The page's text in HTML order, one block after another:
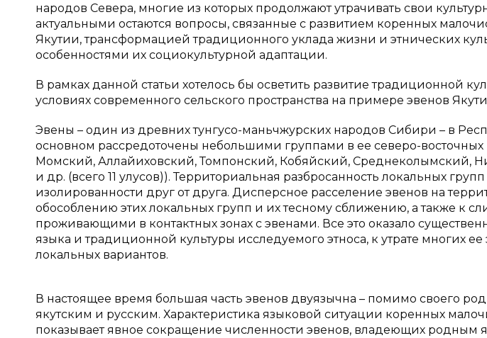
народов Севера, многие из которых продолжают утрачивать свои
актуальными остаются вопросы, связанные с развитием коренных
Якутии, трансформацией традиционного уклада жизни и этнических
особенностями их социокультурной адаптации.
В рамках данной статьи хотелось бы осветить развитие традиционной
условиях современного сельского пространства на примере эвенов
Эвены – один из древних тунгусо-маньчжурских народов Сибири – в
основном рассредоточены небольшими группами в ее северо-
Момский, Аллайиховский, Томпонский, Кобяйский, Среднеколымский,
и др. (всего 11 улусов)). Территориальная разбросанность локальных
изолированности друг от друга. Дисперсное расселение эвенов на
обособлению этих локальных групп и их тесному сближению, а также к
проживающими в контактных зонах с эвенами. Все это оказало
языка и традиционной культуры исследуемого этноса, к утрате многих
локальных вариантов.
В настоящее время большая часть эвенов двуязычна – помимо своего
якутским и русским. Характеристика языковой ситуации коренных
показывает явное сокращение численности эвенов, владеющих родным